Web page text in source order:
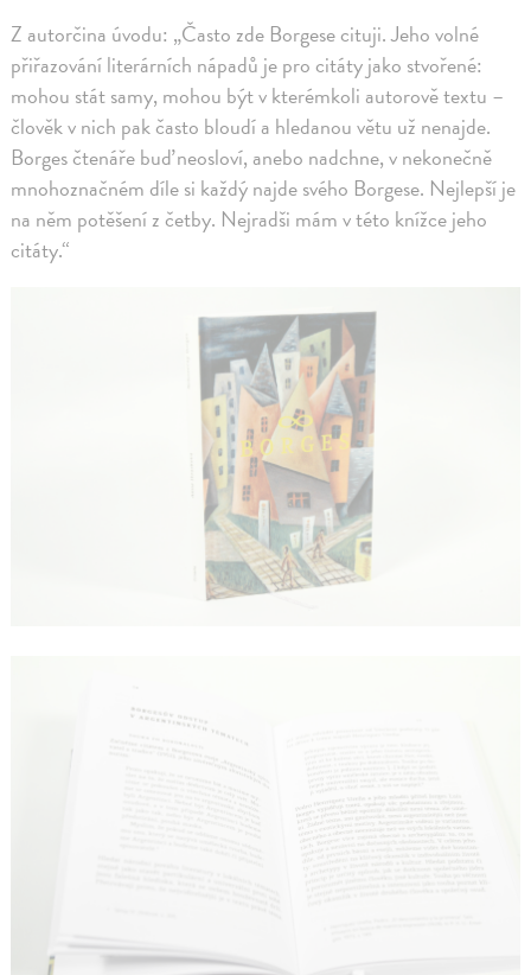
Z autorčina úvodu: „Často zde Borgese cituji. Jeho volné
přiřazování literárních nápadů je pro citáty jako stvořené:
mohou stát samy, mohou být v kterémkoli autorově textu –
člověk v nich pak často bloudí a hledanou větu už nenajde.
Borges čtenáře buď neosloví, anebo nadchne, v nekonečně
mnohoznačném díle si každý najde svého Borgese. Nejlepší je
na něm potěšení z četby. Nejradši mám v této knížce jeho
citáty.“